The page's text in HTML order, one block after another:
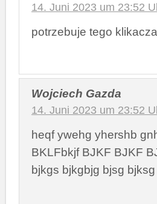
14. Juni 2023 um 23:52
potrzebuje tego
Wojciech Gazda
14. Juni 2023 um 23:52
heqf ywehg yhershb
BKLFbkjf BJKF BJKF
bjkgs bjkgbjg bjsg